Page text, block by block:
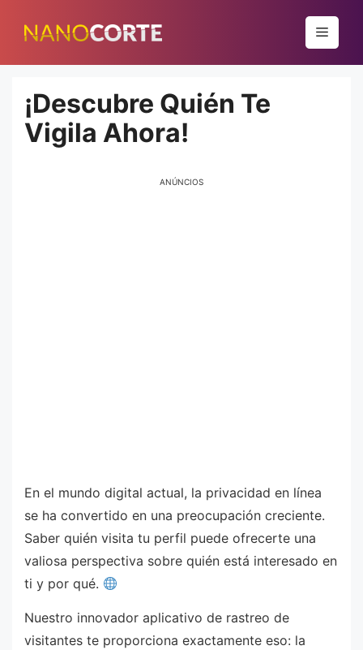
para
conteúdo
Menu
¡Descubre Quién Te
Vigila Ahora!
ANÚNCIOS
En el mundo digital actual, la privacidad en línea
se ha convertido en una preocupación creciente.
Saber quién visita tu perfil puede ofrecerte una
valiosa perspectiva sobre quién está interesado en
ti y por qué.
Nuestro innovador aplicativo de rastreo de
visitantes te proporciona exactamente eso: la